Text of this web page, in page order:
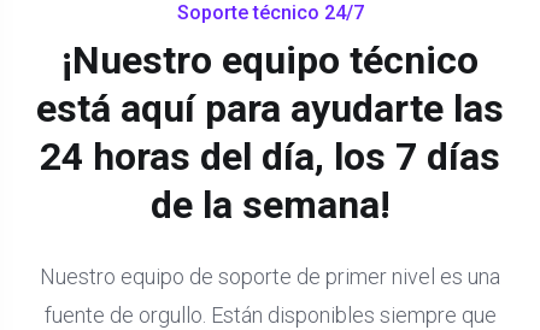
Soporte técnico 24/7
¡Nuestro equipo técnico
está aquí para ayudarte las
24 horas del día, los 7 días
de la semana!
Nuestro equipo de soporte de primer nivel es una
fuente de orgullo. Están disponibles siempre que